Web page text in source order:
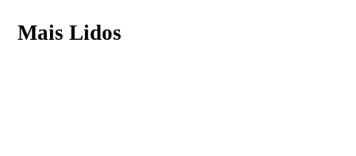
Mais Lidos